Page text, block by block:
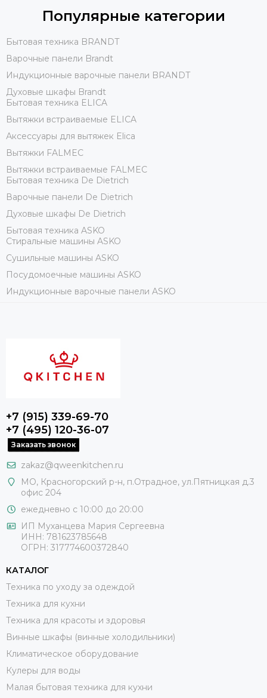
Популярные категории
Бытовая техника BRANDT
Варочные панели Brandt
Индукционные варочные панели BRANDT
Духовые шкафы Brandt
Бытовая техника ELICA
Вытяжки встраиваемые ELICA
Аксессуары для вытяжек Elica
Вытяжки FALMEC
Вытяжки встраиваемые FALMEC
Бытовая техника De Dietrich
Варочные панели De Dietrich
Духовые шкафы De Dietrich
Бытовая техника ASKO
Стиральные машины ASKO
Сушильные машины ASKO
Посудомоечные машины ASKO
Индукционные варочные панели ASKO
+7 (915) 339-69-70
+7 (495) 120-36-07
Заказать звонок
zakaz@qweenkitchen.ru
МО, Красногорский р-н, п.Отрадное, ул.Пятницкая д.3
офис 204
ежедневно с 10:00 до 20:00
ИП Муханцева Мария Сергеевна
ИНН: 781623785648
ОГРН: 317774600372840
КАТАЛОГ
Техника по уходу за одеждой
Техника для кухни
Техника для красоты и здоровья
Винные шкафы (винные холодильники)
Климатическое оборудование
Кулеры для воды
Малая бытовая техника для кухни